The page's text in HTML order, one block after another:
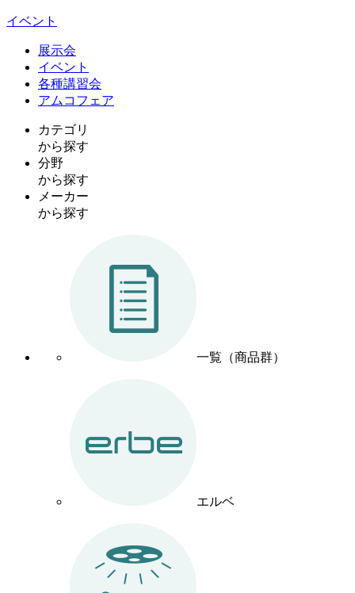
イベント
展示会
イベント
各種講習会
アムコフェア
カテゴリ
から探す
分野
から探す
メーカー
から探す
一覧（商品群）
エルベ